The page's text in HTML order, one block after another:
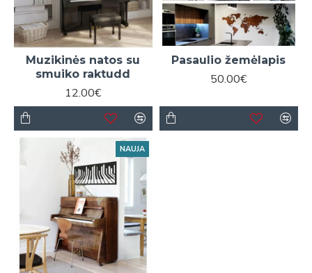
Muzikinės natos su
smuiko raktudd
12.00€
Pasaulio žemėlapis
50.00€
NAUJA